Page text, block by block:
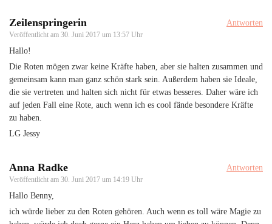
Zeilenspringerin
Veröffentlicht am 30. Juni 2017 um 13:57 Uhr
Antworten
Hallo!
Die Roten mögen zwar keine Kräfte haben, aber sie halten zusammen und
gemeinsam kann man ganz schön stark sein. Außerdem haben sie Ideale,
die sie vertreten und halten sich nicht für etwas besseres. Daher wäre ich
auf jeden Fall eine Rote, auch wenn ich es cool fände besondere Kräfte
zu haben.
LG Jessy
Anna Radke
Veröffentlicht am 30. Juni 2017 um 14:19 Uhr
Antworten
Hallo Benny,
ich würde lieber zu den Roten gehören. Auch wenn es toll wäre Magie zu